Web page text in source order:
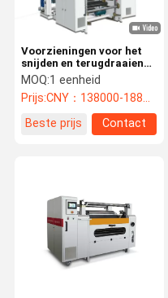
Voorzieningen voor het
snijden en terugdraaien
van aluminiumfolie
MOQ:1 eenheid
Prijs:CNY：138000-188000/unit
Beste prijs
Contact